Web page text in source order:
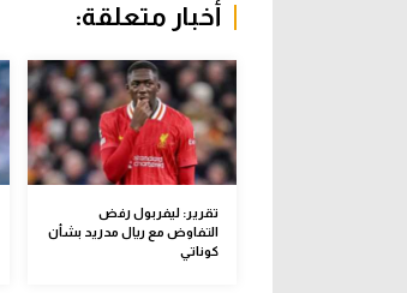
أخبار متعلقة:
تقرير: ليفربول رفض
التفاوض مع ريال مدريد بشأن
كوناتي